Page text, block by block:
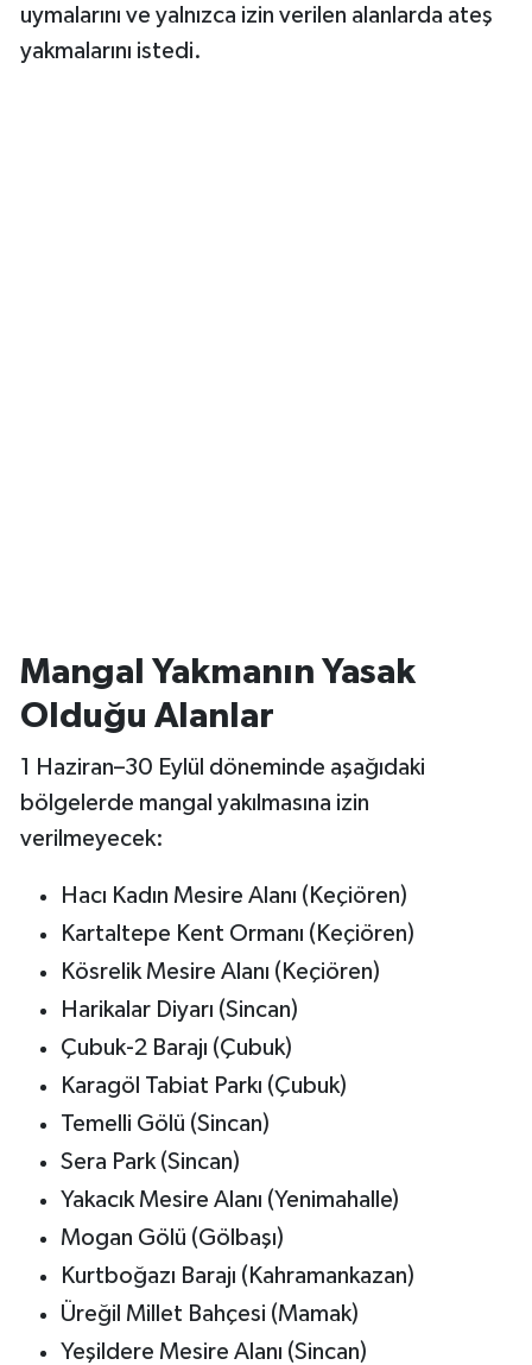
uymalarını ve yalnızca izin verilen alanlarda ateş
yakmalarını istedi.
Mangal Yakmanın Yasak
Olduğu Alanlar
1 Haziran–30 Eylül döneminde aşağıdaki
bölgelerde mangal yakılmasına izin
verilmeyecek:
Hacı Kadın Mesire Alanı (Keçiören)
Kartaltepe Kent Ormanı (Keçiören)
Kösrelik Mesire Alanı (Keçiören)
Harikalar Diyarı (Sincan)
Çubuk-2 Barajı (Çubuk)
Karagöl Tabiat Parkı (Çubuk)
Temelli Gölü (Sincan)
Sera Park (Sincan)
Yakacık Mesire Alanı (Yenimahalle)
Mogan Gölü (Gölbaşı)
Kurtboğazı Barajı (Kahramankazan)
Üreğil Millet Bahçesi (Mamak)
Yeşildere Mesire Alanı (Sincan)
Resmi İlanlar